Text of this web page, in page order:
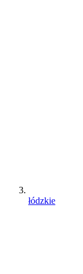
łódzkie